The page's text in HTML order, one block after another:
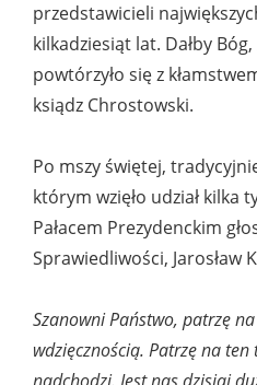
przedstawicieli
kilkadziesiąt lat. Dałby
powtórzyło się z
ksiądz Chrostowski.
Po mszy świętej,
którym wzięło udział kilka
Pałacem Prezydenckim
Sprawiedliwości, Jarosław
Szanowni Państwo, patrzę
wdzięcznością. Patrzę na ten